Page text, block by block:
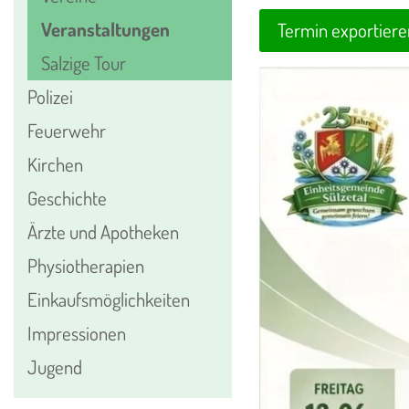
Veranstaltungen
Salzige Tour
Polizei
Feuerwehr
Kirchen
Geschichte
Ärzte und Apotheken
Physiotherapien
Einkaufsmöglichkeiten
Impressionen
Jugend
Termin